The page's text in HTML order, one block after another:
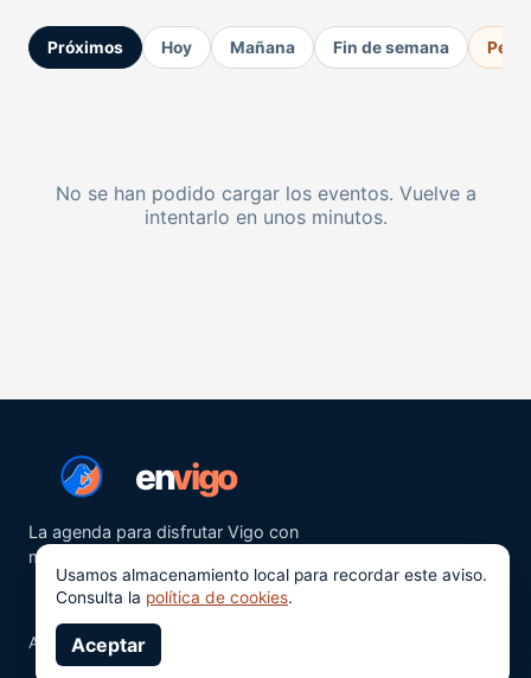
Próximos Hoy Mañana Fin de semana
No se han podido cargar los eventos. Vuelve a
intentarlo en unos minutos.
envigo
La agenda para disfrutar Vigo con
más ganas.
Aviso legalPrivacidad
Usamos almacenamiento local para recordar este aviso.
Consulta la política de cookies.
Aceptar